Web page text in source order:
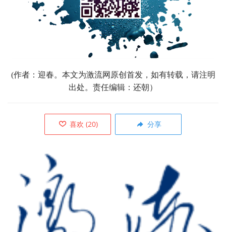
(作者：迎春。 本文为激流网原创首发， 如有转载，请注明
出处。责任编辑：还朝）
喜欢 (20) 分享